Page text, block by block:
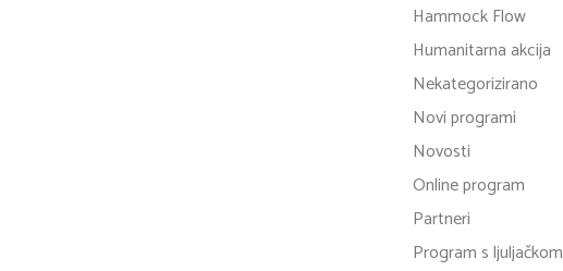
Hammock Flow
Humanitarna akcija
Nekategorizirano
Novi programi
Novosti
Online program
Partneri
Program s ljuljačkom